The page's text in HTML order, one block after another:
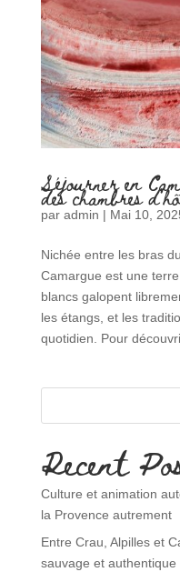
Séjourner en
des chambres
par admin | Mai 10,
Nichée entre les bras
Camargue est une
blancs galopent
les étangs, et les
quotidien. Pour
Recent
Culture et animation
la Provence autrement
Entre Crau, Alpilles et
sauvage et authentique